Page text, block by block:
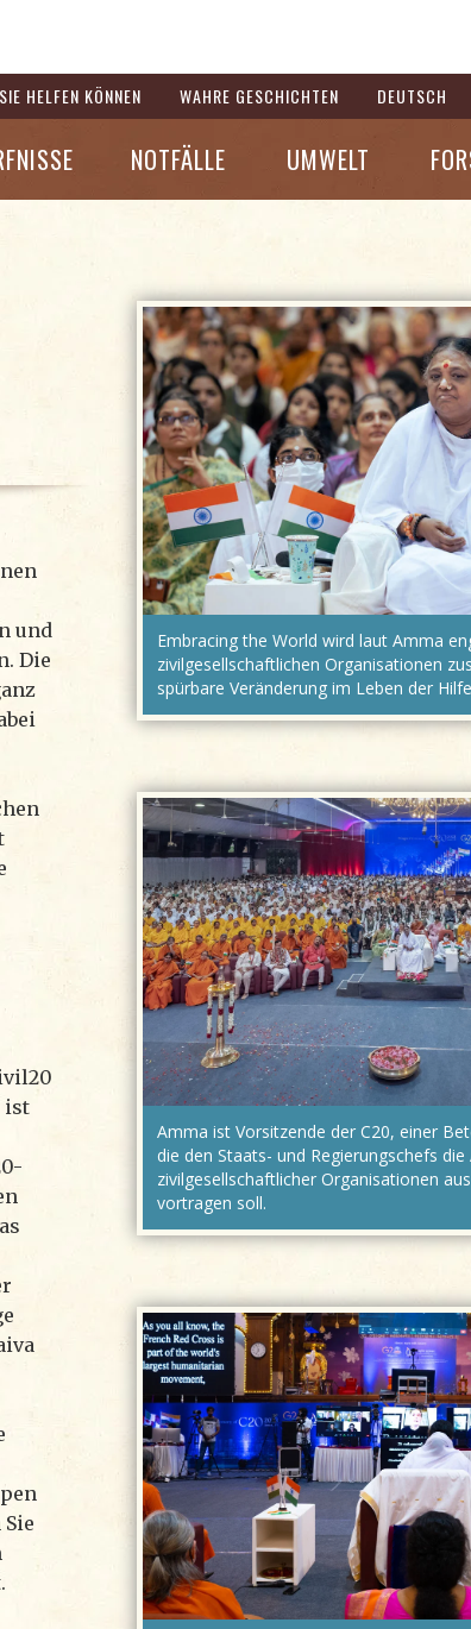
HELFEN KÖNNEN WAHRE GESCHICHTEN DEUTSCH
NOTFÄLLE UMWELT
und
Die
ist
Embracing the World wird laut Amma
zivilgesellschaftlichen Organisationen
spürbare Veränderung im Leben der
Amma ist Vorsitzende der C20, einer
die den Staats- und Regierungschefs die
zivilgesellschaftlicher Organisationen
vortragen soll.